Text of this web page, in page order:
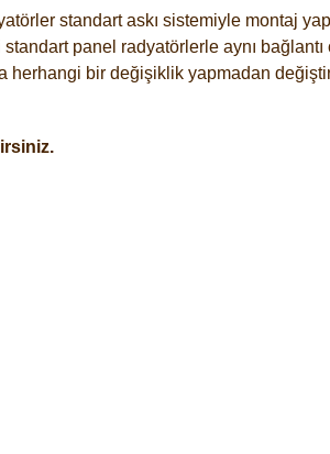
standart askı sistemiyle montaj
panel radyatörlerle aynı
herhangi bir değişiklik yapmadan